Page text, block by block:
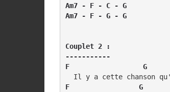
Am7 - F - C - G
Am7 - F - G - G
Couplet 2 :
-----------
F                  G
F                 G